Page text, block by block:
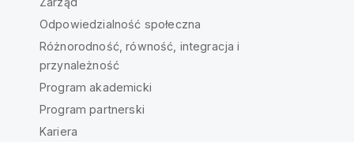
Odpowiedzialność społeczna
Różnorodność, równość, integracja i
przynależność
Program akademicki
Program partnerski
Kariera